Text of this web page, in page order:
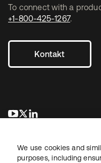
To connect with a
+1-800-425-1267.
Kontakt
wird in einer neuen
wird in einer neuen
We use cookies and
purposes, including